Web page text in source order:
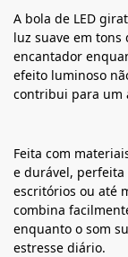
A bola de LED
luz suave em
encantador
efeito luminoso
contribui para um
Feita com
e durável, perfeita
escritórios ou até
combina
enquanto o som
estresse diário.